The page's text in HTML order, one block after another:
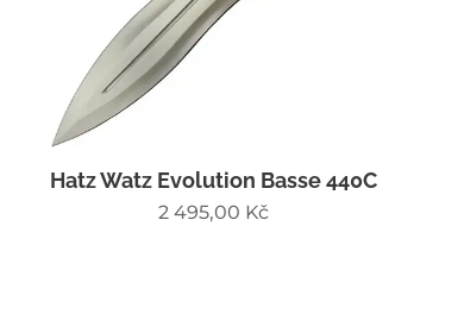
Hatz Watz Evolution Basse 440C
2 495,00 Kč